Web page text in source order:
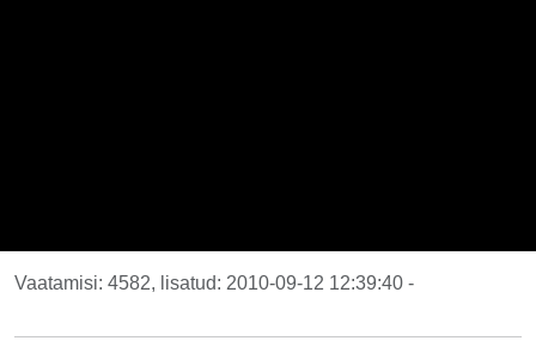
Vaatamisi: 4582, lisatud: 2010-09-12 12:39:40 -